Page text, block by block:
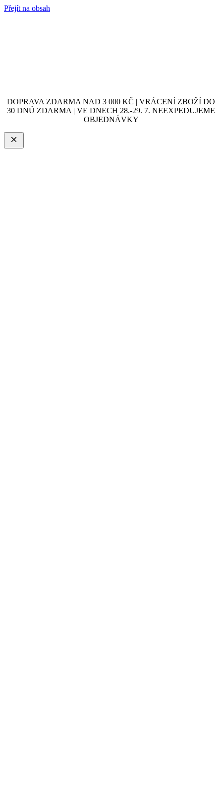
Přejít na obsah
DOPRAVA ZDARMA NAD 3 000 KČ | VRÁCENÍ ZBOŽÍ DO
30 DNŮ ZDARMA | VE DNECH 28.-29. 7. NEEXPEDUJEME
OBJEDNÁVKY